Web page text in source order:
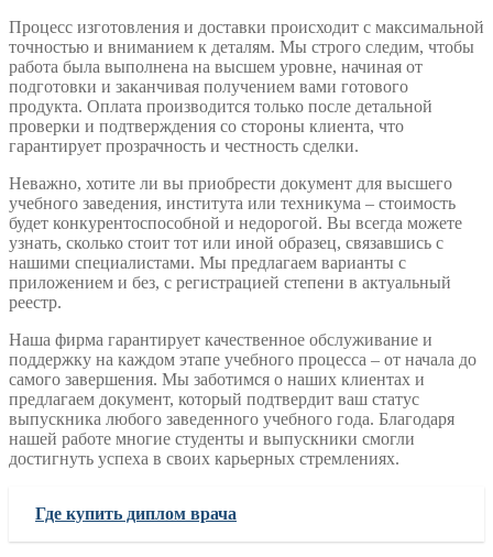
Процесс изготовления и доставки происходит с максимальной
точностью и вниманием к деталям. Мы строго следим, чтобы
работа была выполнена на высшем уровне, начиная от
подготовки и заканчивая получением вами готового
продукта. Оплата производится только после детальной
проверки и подтверждения со стороны клиента, что
гарантирует прозрачность и честность сделки.
Неважно, хотите ли вы приобрести документ для высшего
учебного заведения, института или техникума – стоимость
будет конкурентоспособной и недорогой. Вы всегда можете
узнать, сколько стоит тот или иной образец, связавшись с
нашими специалистами. Мы предлагаем варианты с
приложением и без, с регистрацией степени в актуальный
реестр.
Наша фирма гарантирует качественное обслуживание и
поддержку на каждом этапе учебного процесса – от начала до
самого завершения. Мы заботимся о наших клиентах и
предлагаем документ, который подтвердит ваш статус
выпускника любого заведенного учебного года. Благодаря
нашей работе многие студенты и выпускники смогли
достигнуть успеха в своих карьерных стремлениях.
Где купить диплом врача